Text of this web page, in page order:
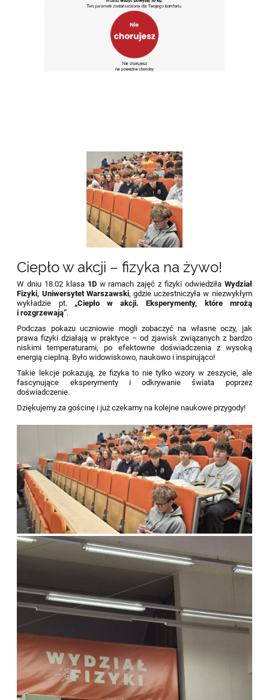
Ciepło w akcji – fizyka na żywo!
W dniu 18.02 klasa 1D w ramach zajęć z fizyki odwiedziła Wydział
Fizyki, Uniwersytet Warszawski, gdzie uczestniczyła w niezwykłym
wykładzie pt.
„Ciepło w akcji. Eksperymenty, które mrożą
i rozgrzewają”.
Podczas pokazu uczniowie mogli zobaczyć na własne oczy, jak
prawa fizyki działają w praktyce – od zjawisk związanych z bardzo
niskimi temperaturami, po efektowne doświadczenia z wysoką
energią cieplną. Było widowiskowo, naukowo i inspirująco!
Takie lekcje pokazują, że fizyka to nie tylko wzory w zeszycie, ale
fascynujące eksperymenty i odkrywanie świata poprzez
doświadczenie.
Dziękujemy za gościnę i już czekamy na kolejne naukowe przygody!